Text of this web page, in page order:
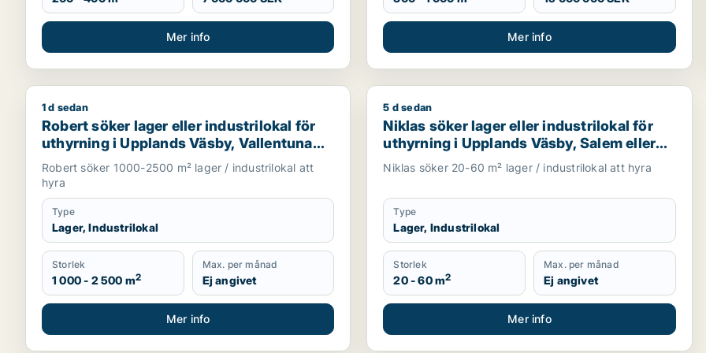
Mer info Mer info
Robert söker lager eller industrilokal för uthyrning i Upplands Väsby, Vallentuna eller Järfälla m.fl.
1 d sedan
Robert söker lager eller industrilokal för
uthyrning i Upplands Väsby, Vallentuna
eller Järfälla m.fl.
Robert söker 1000-2500 m² lager / industrilokal att
hyra
Type
Lager, Industrilokal
Storlek
1 000 - 2 500 m2
Max. per månad
Ej angivet
Mer info
Niklas söker lager eller industrilokal för uthyrning i
5 d sedan
Niklas söker lager eller industrilokal för
uthyrning i Upplands Väsby, Salem eller
Upplands-Bro m.fl.
Niklas söker 20-60 m² lager / industrilokal att hyra
Type
Lager, Industrilokal
Storlek
20 - 60 m2
Max. per månad
Ej angivet
Mer info